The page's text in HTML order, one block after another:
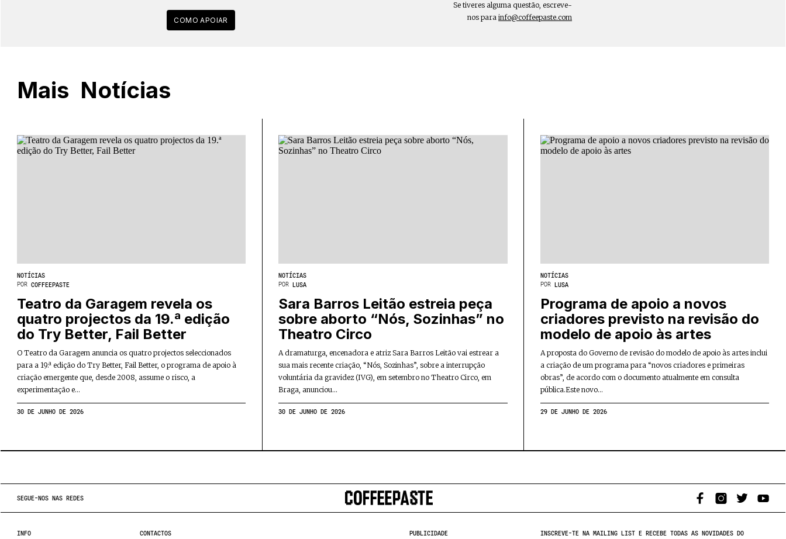
COMO APOIAR
Se tiveres alguma questão, escreve-
nos parainfo@coffeepaste.com
Mais Notícias
NOTÍCIAS
POR COFFEEPASTE
Teatro da Garagem revela os
quatro projectos da 19.ª edição
do Try Better, Fail Better
O Teatro da Garagem anuncia os quatro projectos seleccionados
para a 19.ª edição do Try Better, Fail Better, o programa de apoio à
criação emergente que, desde 2008, assume o risco, a
experimentação e...
30 DE JUNHO DE 2026
NOTÍCIAS
POR LUSA
Sara Barros Leitão estreia peça
sobre aborto “Nós, Sozinhas” no
Theatro Circo
A dramaturga, encenadora e atriz Sara Barros Leitão vai estrear a
sua mais recente criação, “Nós, Sozinhas”, sobre a interrupção
voluntária da gravidez (IVG), em setembro no Theatro Circo, em
Braga, anunciou...
30 DE JUNHO DE 2026
NOTÍCIAS
POR LUSA
Programa de apoio a novos
criadores previsto na revisão do
modelo de apoio às artes
A proposta do Governo de revisão do modelo de apoio às artes inclui
a criação de um programa para “novos criadores e primeiras
obras”, de acordo com o documento atualmente em consulta
pública.Este novo...
29 DE JUNHO DE 2026
SEGUE-NOS NAS REDES
INFO CONTACTOS PUBLICIDADE INSCREVE-TE NA MAILING LIST E RECEBE TODAS AS NOVIDADES DO